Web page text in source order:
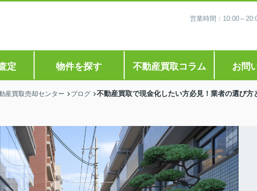
営業時間：10:00～
定 物件を探す 不動産買取コラム お問
産買取売却センター ブログ 不動産買取で現金化したい方必見！業者の選び方